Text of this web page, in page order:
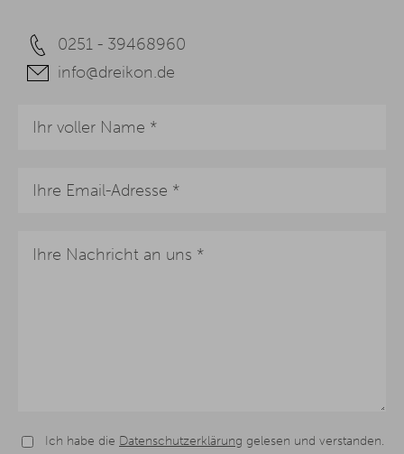
0251 - 39468960
info@dreikon.de
Ich habe die Datenschutzerklärung gelesen und verstanden.